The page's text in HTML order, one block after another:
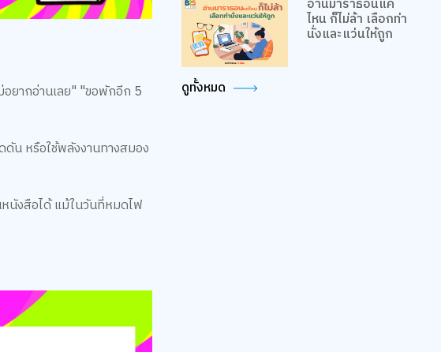
อยากอ่านเลย" "ขอพักอีก 5
ดัน หรือใช้พลังงานทางสมอง
นังสือได้ แม้ในวันที่หมดไฟ
ไหน ก็ไม่ล้า เลือกท่า
นั่งและแว่นให้ถูก
ดูทั้งหมด